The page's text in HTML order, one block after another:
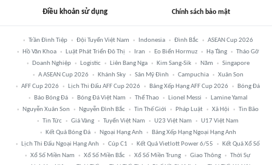
Điều khoản sử dụng Chính sách bảo mật
Trần Đình Tiệp Đội Tuyển Việt Nam Indonesia Đình Bắc
ASEAN Cup 2026
Hồ Văn Khoa
Luật Phát Triển Đô Thị Iran Eo Biển Hormuz Hạ Tầng
Tháo Gỡ
Doanh Nghiệp
Logistic Liên Bang Nga Kim Sang-Sik Năm
Singapore
A ASEAN Cup 2026
Khánh Sky Sân Mỹ Đình Campuchia
Xuân Son
AFF Cup 2026
Lịch Thi Đấu AFF Cup 2026 Bảng Xếp Hạng AFF Cup 2026
Bóng Đá
Báo Bóng Đá
Bóng Đá Việt Nam Thể Thao Lionel Messi
Lamine Yamal
Nguyễn Xuân Son
Nguyễn Đình Bắc Tin Thế Giới Pháp Luật Xã Hội
Tin Bão
Tin Tức
Giá Vàng Tuyển Việt Nam U23 Việt Nam
U17 Việt Nam
Kết Quả Bóng Đá
Ngoại Hạng Anh
Bảng Xếp Hạng Ngoại Hạng Anh
Lịch Thi Đấu Ngoại Hạng Anh
Cúp C1 Kết Quả Vietlott Power 6/55
Kết Quả Xổ Số
Xổ Số Miền Nam
Xổ Số Miền Bắc Xổ Số Miền Trung Giao Thông
Thời Sự